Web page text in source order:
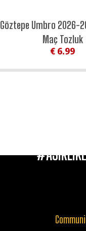
NEW SEASON
NEW
Göztepe Umbro 2026-
Maç Tozluk
€ 6.99